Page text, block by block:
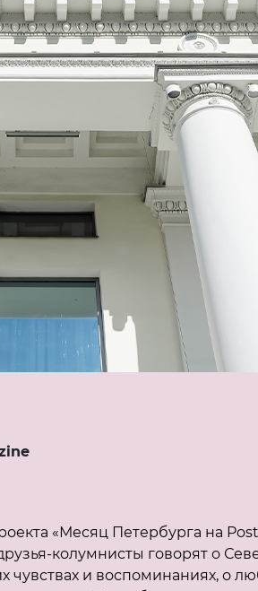
«Месяц Петербурга на
колумнисты говорят о
чувствах и воспоминаниях, о